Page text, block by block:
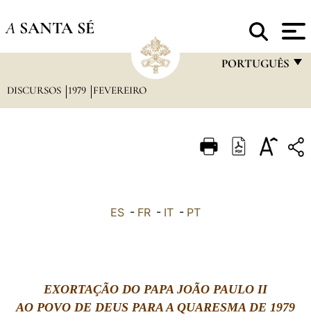
A SANTA SÉ
PORTUGUÊS
ITALIANO
中文
DISCURSOS 1979 FEVEREIRO
ES - FR - IT - PT
EXORTAÇÃO DO PAPA JOÃO PAULO II
AO POVO DE DEUS PARA A QUARESMA DE 1979